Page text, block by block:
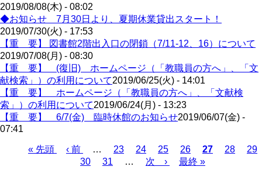
2019/08/08(木) - 08:02
◆お知らせ 7月30日より、夏期休業貸出スタート！
2019/07/30(火) - 17:53
【重 要】 図書館2階出入口の閉鎖（7/11-12、16）について
2019/07/08(月) - 08:30
【重 要】 (復旧) ホームページ（「教職員の方へ」、「文
献検索」）の利用について2019/06/25(火) - 14:01
【重 要】 ホームページ（「教職員の方へ」、「文献検
索」）の利用について2019/06/24(月) - 13:23
【重 要】 6/7(金) 臨時休館のお知らせ2019/06/07(金) -
07:41
先
« 先頭
前
‹ 前 … Page
23 Page
24 Page
25 Page
26
カ
レ
27 Page
28
29
Page
30 Page
31 …
次
次 ›
最
最終 »